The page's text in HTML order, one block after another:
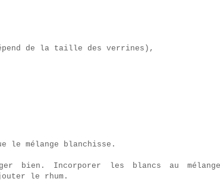
de la taille des verrines),
le mélange blanchisse.
bien. Incorporer les blancs au mélange
le rhum.